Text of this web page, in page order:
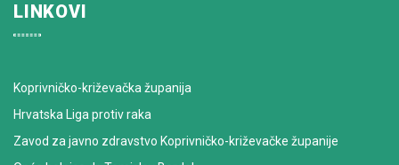
LINKOVI
Koprivničko-križevačka županija
Hrvatska Liga protiv raka
Zavod za javno zdravstvo Koprivničko-križevačke županije